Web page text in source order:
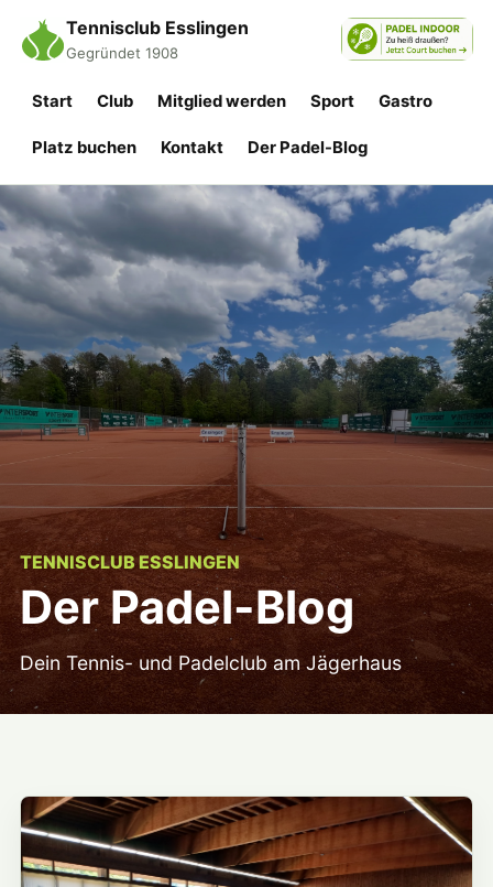
Tennisclub Esslingen
Gegründet 1908
Start Club Mitglied werden Sport Gastro
Platz buchen Kontakt Der Padel-Blog
TENNISCLUB ESSLINGEN
Der Padel-Blog
Dein Tennis- und Padelclub am Jägerhaus